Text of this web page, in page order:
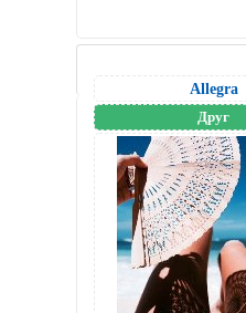
Allegra
Друг